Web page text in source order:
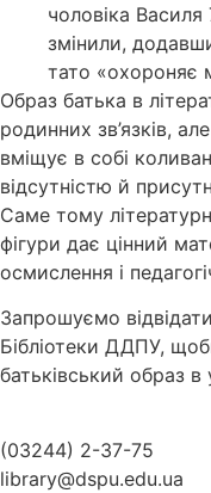
чоловіка
змінили,
тато «охороняє
Образ батька в
родинних зв’язків,
вміщує в собі
відсутністю й
Саме тому
фігури дає цінний
осмислення і
Запрошуємо
Бібліотеки ДДПУ,
батьківський образ в
(03244) 2-37-75
library@dspu.edu.ua